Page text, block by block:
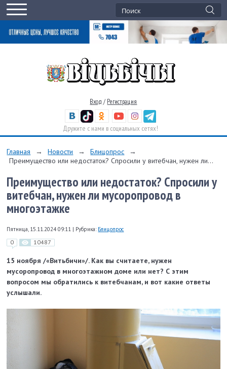
Вход / Регистрация
Дружите с нами в социальных сетях!
Главная → Новости → Блицопрос
→
Преимущество или недостаток? Спросили у витебчан, нужен ли...
Преимущество или недостаток? Спросили у
витебчан, нужен ли мусоропровод в
многоэтажке
Пятница, 15.11.2024 09:11 | Рубрика: Блицопрос
0 10487
15 ноября /«Витьбичи»/. Как вы считаете, нужен
мусоропровод в многоэтажном доме или нет? С этим
вопросом мы обратились к витебчанам, и вот какие ответы
услышали.